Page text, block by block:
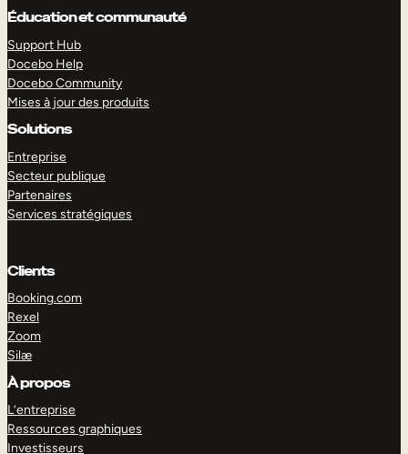
Éducation et communauté
Support Hub
Docebo Help
Docebo Community
Mises à jour des produits
Solutions
Entreprise
Secteur publique
Partenaires
Services stratégiques
Clients
Booking.com
Rexel
Zoom
Silæ
À propos
L’entreprise
Ressources graphiques
Investisseurs